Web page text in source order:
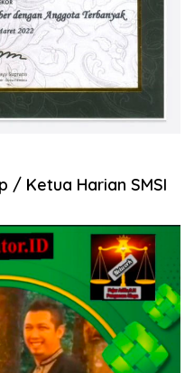
/ Ketua Harian SMSI